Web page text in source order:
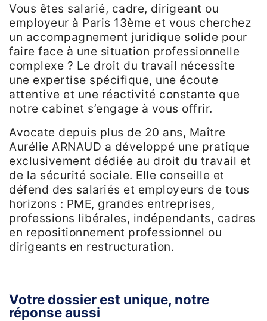
Vous êtes salarié, cadre, dirigeant ou
employeur à Paris 13ème et vous cherchez
un accompagnement juridique solide pour
faire face à une situation professionnelle
complexe ? Le droit du travail nécessite
une expertise spécifique, une écoute
attentive et une réactivité constante que
notre cabinet s’engage à vous offrir.
Avocate depuis plus de 20 ans, Maître
Aurélie ARNAUD a développé une pratique
exclusivement dédiée au droit du travail et
de la sécurité sociale. Elle conseille et
défend des salariés et employeurs de tous
horizons : PME, grandes entreprises,
professions libérales, indépendants, cadres
en repositionnement professionnel ou
dirigeants en restructuration.
Votre dossier est unique, notre
réponse aussi